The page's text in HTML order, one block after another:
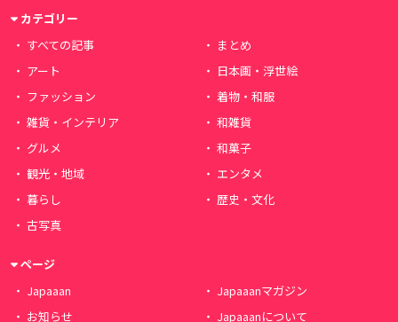
カテゴリー
すべての記事
まとめ
アート
日本画・浮世絵
ファッション
着物・和服
雑貨・インテリア
和雑貨
グルメ
和菓子
観光・地域
エンタメ
暮らし
歴史・文化
古写真
ページ
Japaaan
Japaaanマガジン
お知らせ
Japaaanについて